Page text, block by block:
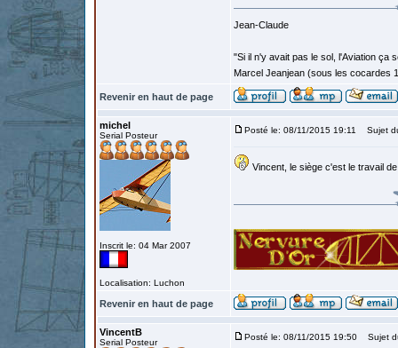
Jean-Claude
"Si il n'y avait pas le sol, l'Aviation ça
Marcel Jeanjean (sous les cocardes
Revenir en haut de page
michel
Serial Posteur
Inscrit le: 04 Mar 2007
Localisation: Luchon
Posté le: 08/11/2015 19:11 Sujet
Vincent, le siège c'est le travail
Revenir en haut de page
VincentB
Serial Posteur
Posté le: 08/11/2015 19:50 Sujet